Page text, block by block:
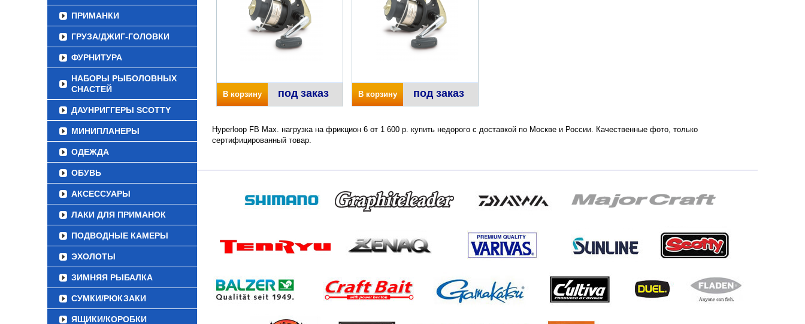
ПРИМАНКИ
ГРУЗА/ДЖИГ-ГОЛОВКИ
ФУРНИТУРА
НАБОРЫ РЫБОЛОВНЫХ
СНАСТЕЙ
ДАУНРИГГЕРЫ SCOTTY
МИНИПЛАНЕРЫ
ОДЕЖДА
ОБУВЬ
АКСЕССУАРЫ
ЛАКИ ДЛЯ ПРИМАНОК
ПОДВОДНЫЕ КАМЕРЫ
ЭХОЛОТЫ
ЗИМНЯЯ РЫБАЛКА
СУМКИ/РЮКЗАКИ
ЯЩИКИ/КОРОБКИ
В корзину под заказ В корзину под заказ
Hyperloop FB Max. нагрузка на фрикцион 6 от 1 600 р. купить недорого с доставкой по Москве и России. Качественные фото, только
сертифицированный товар.